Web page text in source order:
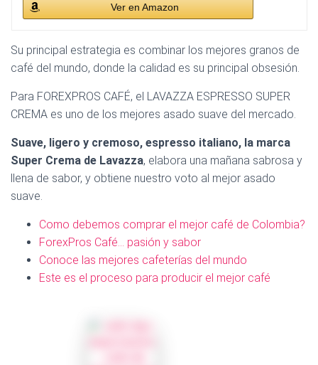
Ver en Amazon
Su principal estrategia es combinar los mejores granos de
café del mundo, donde la calidad es su principal obsesión.
Para FOREXPROS CAFÉ, el LAVAZZA ESPRESSO SUPER
CREMA es uno de los mejores asado suave del mercado.
Suave, ligero y cremoso, espresso italiano, la marca
Super Crema de Lavazza, elabora una mañana sabrosa y
llena de sabor, y obtiene nuestro voto al mejor asado
suave.
Como debemos comprar el mejor café de Colombia?
ForexPros Café… pasión y sabor
Conoce las mejores cafeterías del mundo
Este es el proceso para producir el mejor café